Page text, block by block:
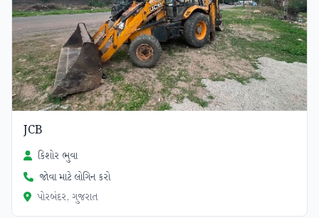
JCB
કિશોર ભુવા
જોવા માટે લોગિન કરો
પોરબંદર, ગુજરાત